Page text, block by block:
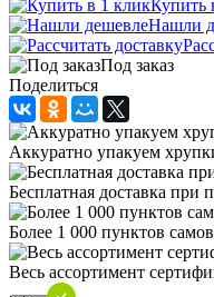
Купить
Нашли
Под заказ
Поделиться
Аккуратно упакуем
Бесплатная доставка при
Более 1 000 пунктов
Весь ассортимент